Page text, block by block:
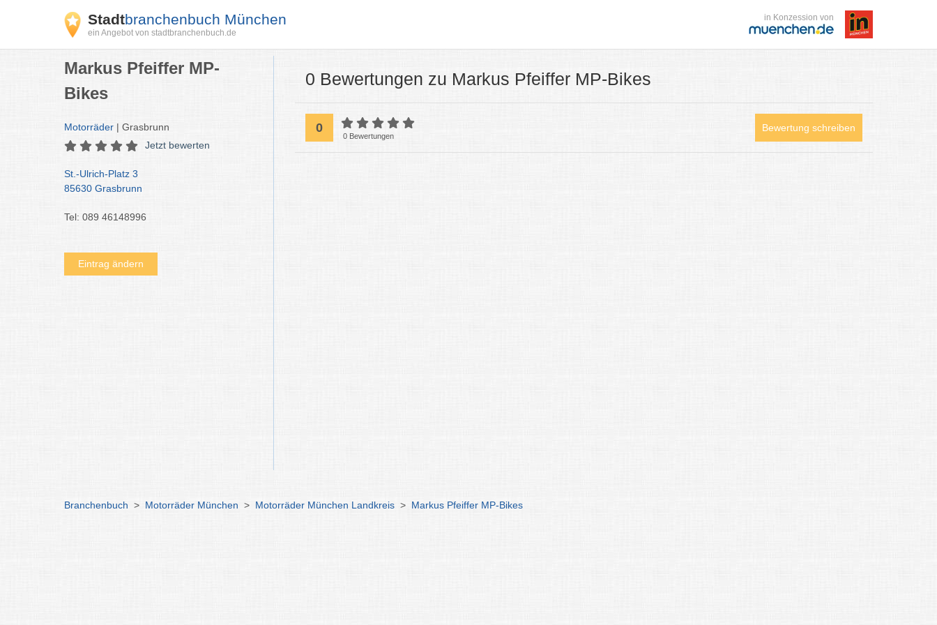
Stadtbranchenbuch München
ein Angebot von stadtbranchenbuch.de
in Konzession von
Markus Pfeiffer MP-
Bikes
Motorräder | Grasbrunn
Jetzt bewerten
St.-Ulrich-Platz 3
85630 Grasbrunn
Tel: 089 46148996
Eintrag ändern
0 Bewertungen zu Markus Pfeiffer MP-Bikes
0
0 Bewertungen
Bewertung schreiben
Branchenbuch > Motorräder München > Motorräder München Landkreis > Markus Pfeiffer MP-Bikes